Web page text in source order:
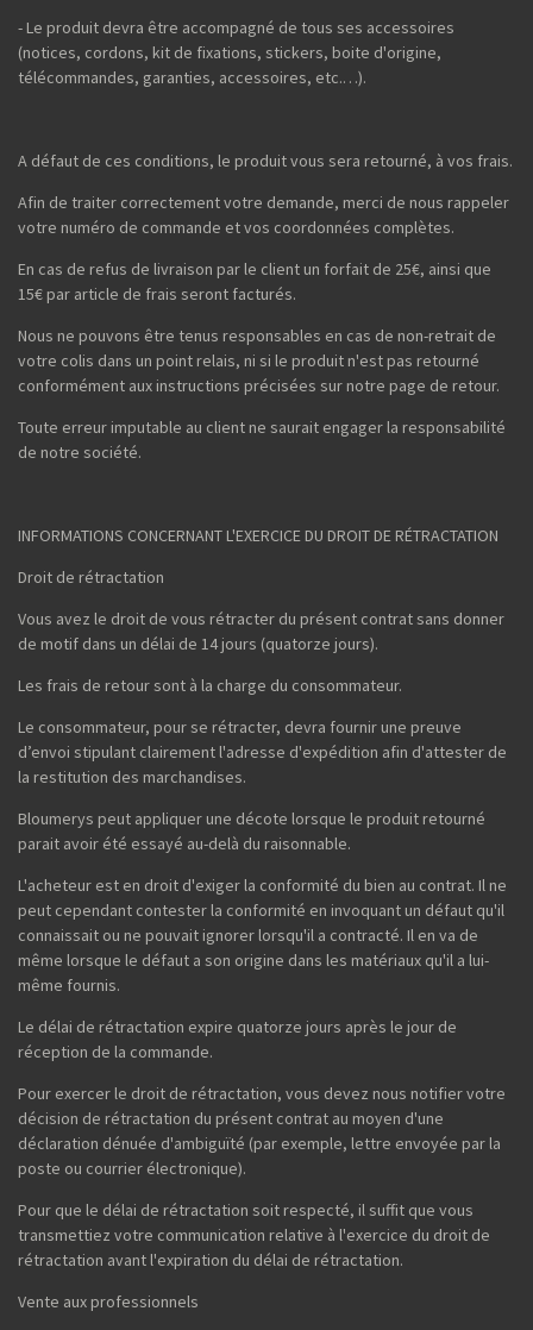
- Le produit devra être accompagné de tous ses accessoires
(notices, cordons, kit de fixations, stickers, boite d'origine,
télécommandes, garanties, accessoires, etc.…).
A défaut de ces conditions, le produit vous sera retourné, à vos frais.
Afin de traiter correctement votre demande, merci de nous rappeler
votre numéro de commande et vos coordonnées complètes.
En cas de refus de livraison par le client un forfait de 25€, ainsi que
15€ par article de frais seront facturés.
Nous ne pouvons être tenus responsables en cas de non-retrait de
votre colis dans un point relais, ni si le produit n'est pas retourné
conformément aux instructions précisées sur notre page de retour.
Toute erreur imputable au client ne saurait engager la responsabilité
de notre société.
INFORMATIONS CONCERNANT L'EXERCICE DU DROIT DE RÉTRACTATION
Droit de rétractation
Vous avez le droit de vous rétracter du présent contrat sans donner
de motif dans un délai de 14 jours (quatorze jours).
Les frais de retour sont à la charge du consommateur.
Le consommateur, pour se rétracter, devra fournir une preuve
d’envoi stipulant clairement l'adresse d'expédition afin d'attester de
la restitution des marchandises.
Bloumerys peut appliquer une décote lorsque le produit retourné
parait avoir été essayé au-delà du raisonnable.
L'acheteur est en droit d'exiger la conformité du bien au contrat. Il ne
peut cependant contester la conformité en invoquant un défaut qu'il
connaissait ou ne pouvait ignorer lorsqu'il a contracté. Il en va de
même lorsque le défaut a son origine dans les matériaux qu'il a lui-
même fournis.
Le délai de rétractation expire quatorze jours après le jour de
réception de la commande.
Pour exercer le droit de rétractation, vous devez nous notifier votre
décision de rétractation du présent contrat au moyen d'une
déclaration dénuée d'ambiguïté (par exemple, lettre envoyée par la
poste ou courrier électronique).
Pour que le délai de rétractation soit respecté, il suffit que vous
transmettiez votre communication relative à l'exercice du droit de
rétractation avant l'expiration du délai de rétractation.
Vente aux professionnels